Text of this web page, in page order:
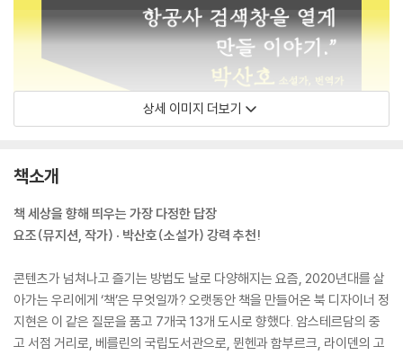
상세 이미지 더보기
책소개
책 세상을 향해 띄우는 가장 다정한 답장
요조(뮤지션, 작가) · 박산호(소설가) 강력 추천!
콘텐츠가 넘쳐나고 즐기는 방법도 날로 다양해지는 요즘, 2020년대를 살
아가는 우리에게 ‘책’은 무엇일까? 오랫동안 책을 만들어온 북 디자이너 정
지현은 이 같은 질문을 품고 7개국 13개 도시로 향했다. 암스테르담의 중
고 서점 거리로, 베를린의 국립도서관으로, 뮌헨과 함부르크, 라이덴의 고